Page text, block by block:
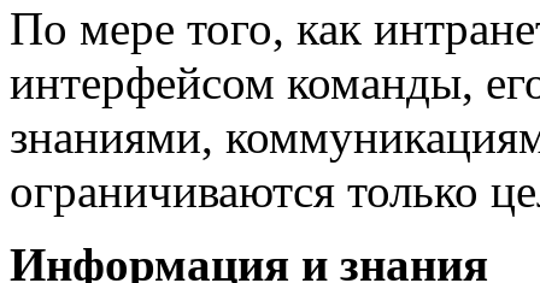
По мере того, как
интерфейсом команды,
знаниями,
ограничиваются только
Информация и знания